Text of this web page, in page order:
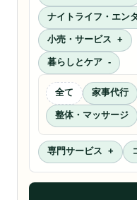
ナイトライフ・エン
小売・サービス
暮らしとケア
全て 家事代行
整体・マッサージ
専門サービス